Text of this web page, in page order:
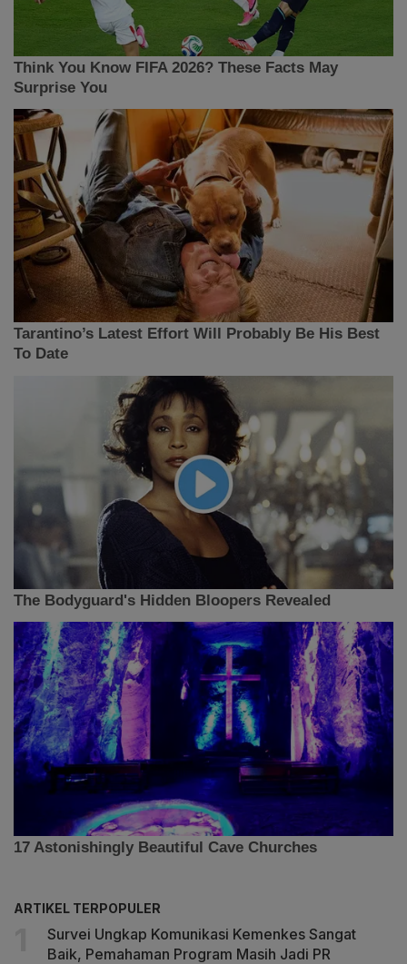
ARTIKEL TERPOPULER
Survei Ungkap Komunikasi Kemenkes Sangat
Baik, Pemahaman Program Masih Jadi PR